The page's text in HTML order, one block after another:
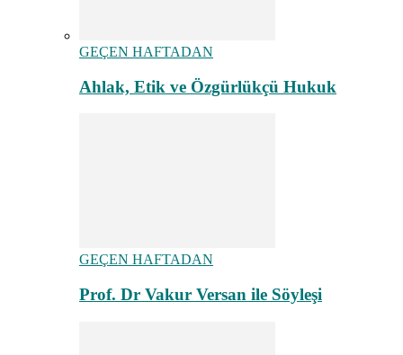
GEÇEN HAFTADAN
Ahlak, Etik ve Özgürlükçü Hukuk
GEÇEN HAFTADAN
Prof. Dr Vakur Versan ile Söyleşi